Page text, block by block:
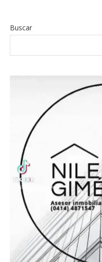
Buscar